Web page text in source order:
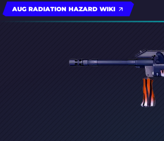
AUG RADIATION HAZARD WIKI